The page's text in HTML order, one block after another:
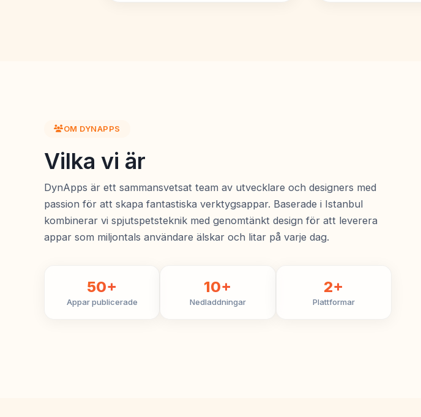
OM DYNAPPS
Vilka vi är
DynApps är ett sammansvetsat team av utvecklare och designers med
passion för att skapa fantastiska verktygsappar. Baserade i Istanbul
kombinerar vi spjutspetsteknik med genomtänkt design för att leverera
appar som miljontals användare älskar och litar på varje dag.
50+
Appar publicerade
10+
Nedladdningar
2+
Plattformar